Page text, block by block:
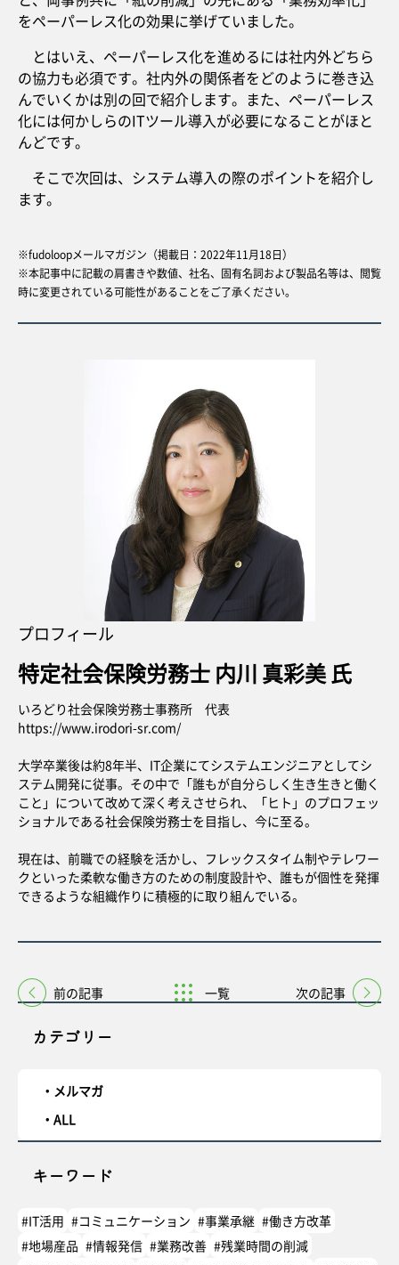
カテゴリー
メルマガ
ALL
キーワード
#IT活用 #コミュニケーション #事業承継 #働き方改革
#地場産品 #情報発信 #業務改善 #残業時間の削減
をペーパーレス化の効果に挙げていました。
とはいえ、ペーパーレス化を進めるには社内外どちら
の協力も必須です。社内外の関係者をどのように巻き込
んでいくかは別の回で紹介します。また、ペーパーレス
化には何かしらのITツール導入が必要になることがほと
んどです。
そこで次回は、システム導入の際のポイントを紹介し
ます。
※fudoloopメールマガジン（掲載日：2022年11月18日）
※本記事中に記載の肩書きや数値、社名、固有名詞および製品名等は、閲覧
時に変更されている可能性があることをご了承ください。
プロフィール
特定社会保険労務士 内川 真彩美 氏
いろどり社会保険労務士事務所 代表
https://www.irodori-sr.com/
大学卒業後は約8年半、IT企業にてシステムエンジニアとしてシ
ステム開発に従事。その中で「誰もが自分らしく生き生きと働く
こと」について改めて深く考えさせられ、「ヒト」のプロフェッ
ショナルである社会保険労務士を目指し、今に至る。
現在は、前職での経験を活かし、フレックスタイム制やテレワー
クといった柔軟な働き方のための制度設計や、誰もが個性を発揮
できるような組織作りに積極的に取り組んでいる。
前の記事 一覧 次の記事